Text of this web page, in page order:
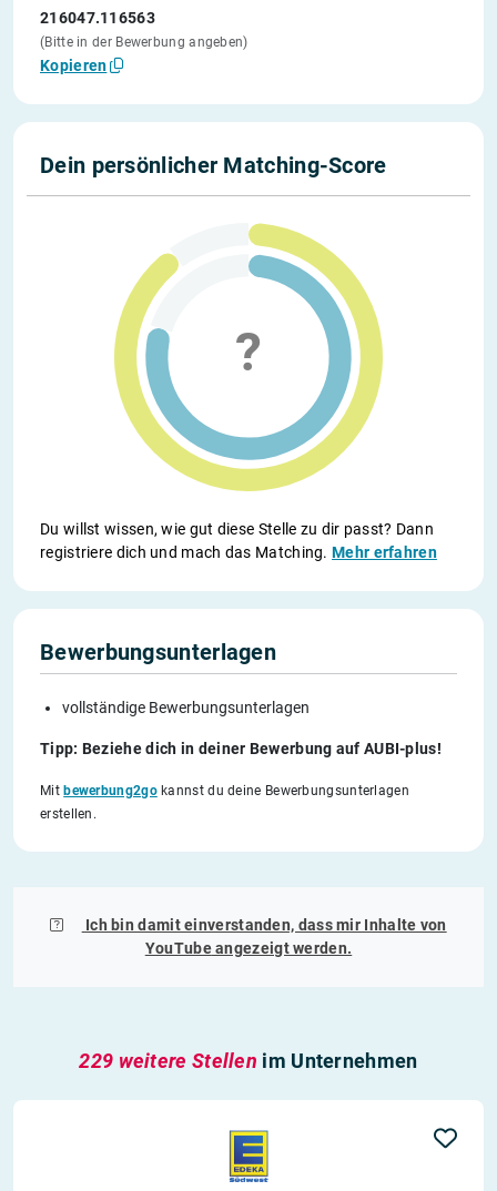
216047.116563
(Bitte in der Bewerbung angeben)
Kopieren
Dein persönlicher Matching-Score
Du willst wissen, wie gut diese Stelle zu dir passt? Dann
registriere dich und mach das Matching.Mehr erfahren
Bewerbungsunterlagen
vollständige Bewerbungsunterlagen
Tipp: Beziehe dich in deiner Bewerbung auf AUBI-plus!
Mit bewerbung2gokannst du deine Bewerbungsunterlagen
erstellen.
Ich bin damit einverstanden, dass mir Inhalte von
YouTubeangezeigt werden.
229 weitere Stellen im Unternehmen